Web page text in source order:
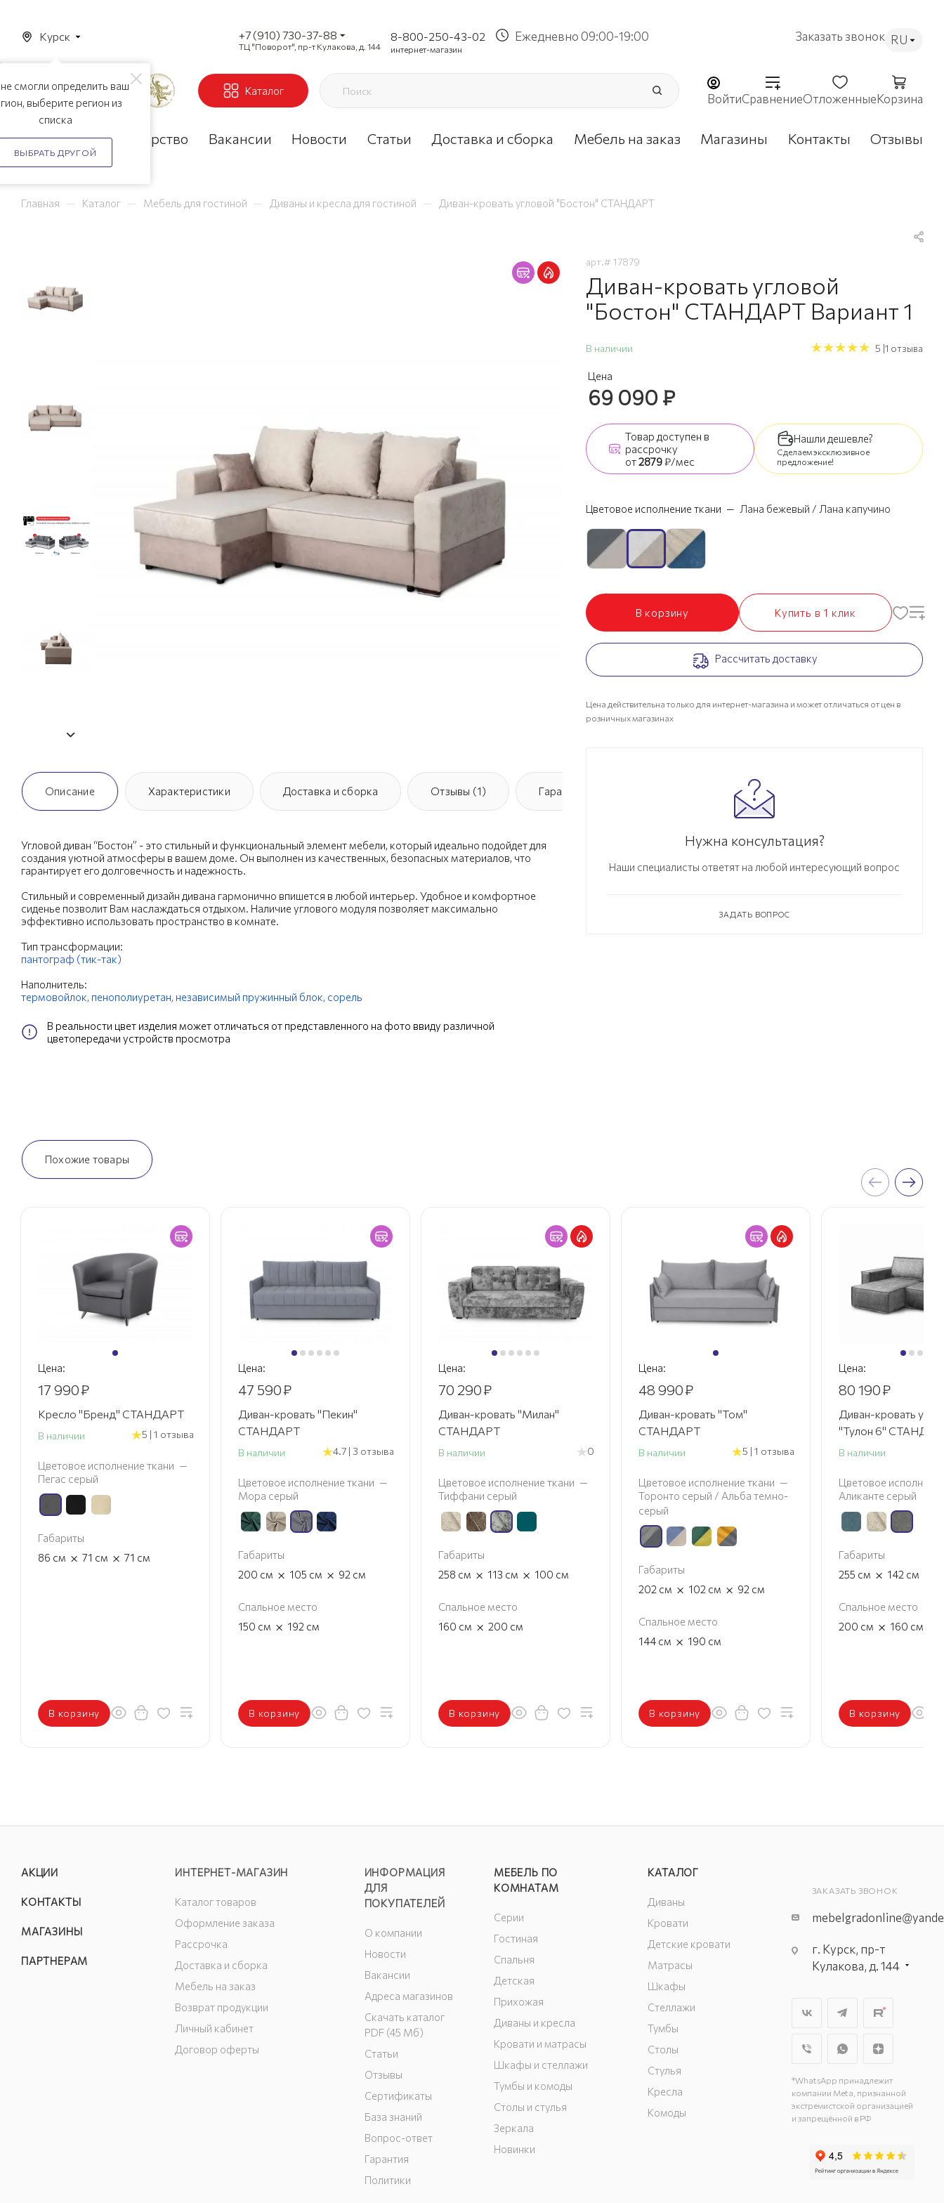
Курск
смогли определить ваш
выберите регион из
списка
ВЫБРАТЬ ДРУГОЙ
+7 (910) 730-37-88
ТЦ "Поворот", пр-т Кулакова, д. 144
8-800-250-43-02
интернет-магазин
Ежедневно 09:00-19:00 Заказать звонок RU
Каталог
ВойтиСравнениеОтложенныеКорзина
Акции Партнерство Вакансии Новости Статьи Доставка и сборка Мебель на заказ Магазины Контакты Отзывы
Главная — Каталог — Мебель для гостиной — Диваны и кресла для гостиной — Диван-кровать угловой "Бостон" СТАНДАРТ
Описание Характеристики Доставка и сборка Отзывы (1) Гарантия
Угловой диван “Бостон” - это стильный и функциональный элемент мебели, который идеально подойдет для
создания уютной атмосферы в вашем доме. Он выполнен из качественных, безопасных материалов, что
гарантирует его долговечность и надежность.
Стильный и современный дизайн дивана гармонично впишется в любой интерьер. Удобное и комфортное
сиденье позволит Вам наслаждаться отдыхом. Наличие углового модуля позволяет максимально
эффективно использовать пространство в комнате.
Тип трансформации:
пантограф (тик-так)
Наполнитель:
термовойлок, пенополиуретан, независимый пружинный блок, сорель
В реальности цвет изделия может отличаться от представленного на фото ввиду различной
цветопередачи устройств просмотра
арт.# 17879
Диван-кровать угловой
"Бостон" СТАНДАРТ Вариант 1
В наличии 5 |1 отзыва
Цена
69 090₽
Товар доступен в
рассрочку
от2879₽/мес
Нашли дешевле?
Сделаем эксклюзивное
предложение!
Цветовое исполнение ткани — Лана бежевый / Лана капучино
В корзину Купить в 1 клик
Рассчитать доставку
Цена действительна только для интернет-магазина и может отличаться от цен в
розничных магазинах
Нужна консультация?
Наши специалисты ответят на любой интересующий вопрос
ЗАДАТЬ ВОПРОС
Похожие товары
Цена:
17 990₽
Кресло "Бренд" СТАНДАРТ
В наличии 5 | 1 отзыва
Цветовое исполнение ткани —
Пегас серый
Габариты
86 см × 71 см × 71 см
В корзину
Цена:
47 590₽
Диван-кровать "Пекин"
СТАНДАРТ
В наличии 4.7 | 3 отзыва
Цветовое исполнение ткани —
Мора серый
Габариты
200 см × 105 см × 92 см
Спальное место
150 см × 192 см
В корзину
Цена:
70 290₽
Диван-кровать "Милан"
СТАНДАРТ
В наличии 0
Цветовое исполнение ткани —
Тиффани серый
Габариты
258 см × 113 см × 100 см
Спальное место
160 см × 200 см
В корзину
Цена:
48 990₽
Диван-кровать "Том"
СТАНДАРТ
В наличии 5 | 1 отзыва
Цветовое исполнение ткани —
Торонто серый / Альба темно-
серый
Габариты
202 см × 102 см × 92 см
Спальное место
144 см × 190 см
В корзину
Цена:
80 190₽
Диван-кровать
"Тулон 6"
В наличии
Цветовое
Аликанте серый
Габариты
255 см × 142 см
Спальное место
200 см × 160 см
В корзину
АКЦИИ
КОНТАКТЫ
МАГАЗИНЫ
ПАРТНЕРАМ
ИНТЕРНЕТ-МАГАЗИН
Каталог товаров
Оформление заказа
Рассрочка
Доставка и сборка
Мебель на заказ
Возврат продукции
Личный кабинет
Договор оферты
ИНФОРМАЦИЯ
ДЛЯ
ПОКУПАТЕЛЕЙ
О компании
Новости
Вакансии
Адреса магазинов
Скачать каталог
PDF (45 Мб)
Статьи
Отзывы
Сертификаты
База знаний
Вопрос-ответ
Гарантия
Политики
МЕБЕЛЬ ПО
КОМНАТАМ
Серии
Гостиная
Спальня
Детская
Прихожая
Диваны и кресла
Кровати и матрасы
Шкафы и стеллажи
Тумбы и комоды
Столы и стулья
Зеркала
Новинки
КАТАЛОГ
Диваны
Кровати
Детские кровати
Матрасы
Шкафы
Стеллажи
Тумбы
Столы
Стулья
Кресла
Комоды
ЗАКАЗАТЬ ЗВОНОК
г. Курск, пр-т
Кулакова, д. 144
этаж
Маркса, д. 68
*WhatsApp принадлежит
компании Meta, признанной
экстремистской организацией
и запрещённой в РФ